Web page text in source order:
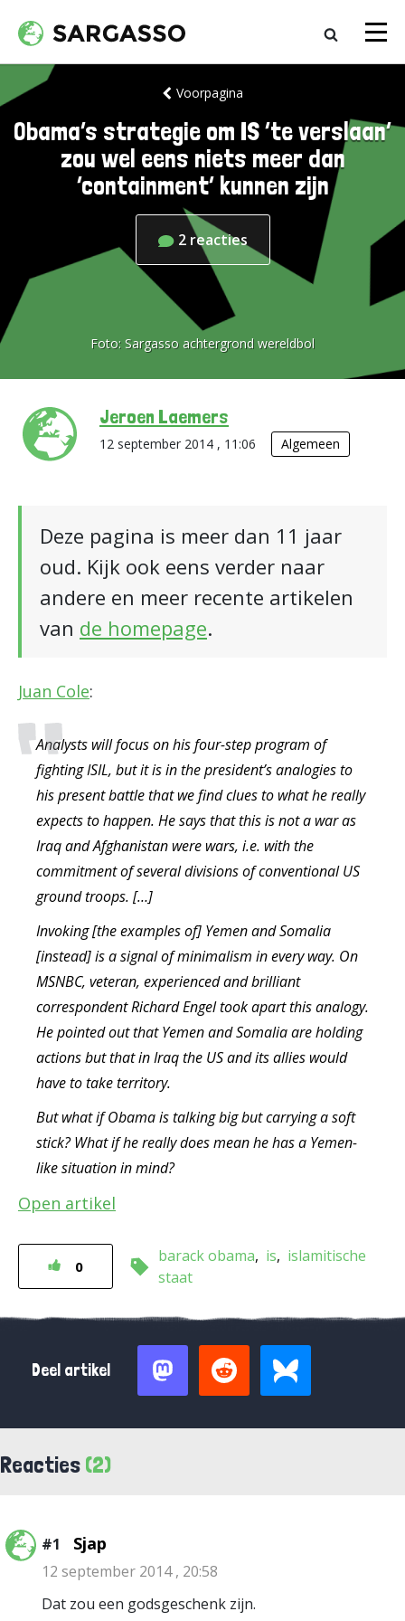
Voorpagina
Obama’s strategie om IS ’te verslaan’
zou wel eens niets meer dan
‘containment’ kunnen zijn
2 reacties
Foto: Sargasso achtergrond wereldbol
Jeroen Laemers
12 september 2014 , 11:06 Algemeen
Deze pagina is meer dan 11 jaar
oud. Kijk ook eens verder naar
andere en meer recente artikelen
van de homepage.
Juan Cole:
Analysts will focus on his four-step program of
fighting ISIL, but it is in the president’s analogies to
his present battle that we find clues to what he really
expects to happen. He says that this is not a war as
Iraq and Afghanistan were wars, i.e. with the
commitment of several divisions of conventional US
ground troops. […]
Invoking [the examples of] Yemen and Somalia
[instead] is a signal of minimalism in every way. On
MSNBC, veteran, experienced and brilliant
correspondent Richard Engel took apart this analogy.
He pointed out that Yemen and Somalia are holding
actions but that in Iraq the US and its allies would
have to take territory.
But what if Obama is talking big but carrying a soft
stick? What if he really does mean he has a Yemen-
like situation in mind?
Open artikel
0
barack obama is
islamitische
staat
Deel artikel
Reacties (2)
#1 Sjap
12 september 2014 , 20:58
Dat zou een godsgeschenk zijn.